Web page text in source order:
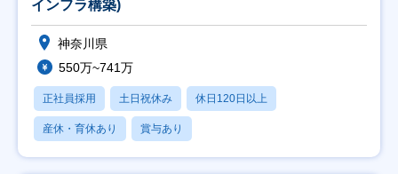
インフラ構築)
神奈川県
550万~741万
正社員採用 土日祝休み 休日120日以上
産休・育休あり 賞与あり